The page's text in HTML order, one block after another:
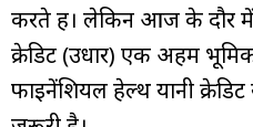
करते हैं। लेकिन आज के दौर
क्रेडिट (उधार) एक अहम
फाइनेंशियल हेल्थ यानी क्रेडिट